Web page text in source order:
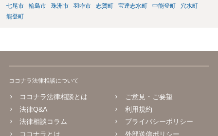
七尾市
輪島市 珠洲市 羽咋市 志賀町 宝達志水町 中能登町
穴水町
能登町
ココナラ法律相談について
ココナラ法律相談とは
法律Q&A
法律相談コラム
ココナラとは
ご意見・ご要望
利用規約
プライバシーポリシー
外部送信ポリシー